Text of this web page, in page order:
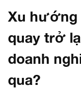
Xu hướng
quay trở
doanh
qua?